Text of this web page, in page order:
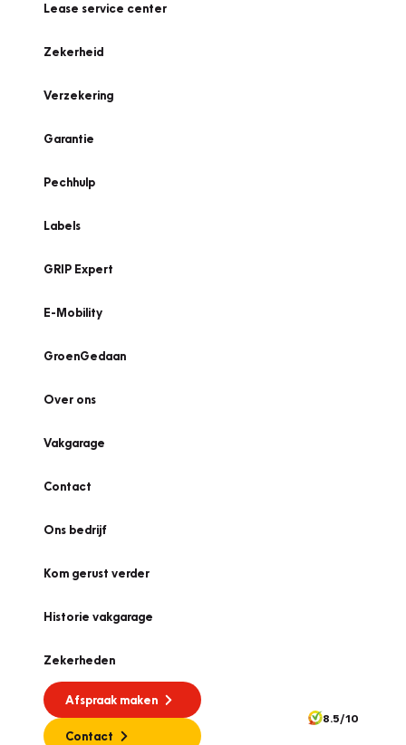
Lease service center
Zekerheid
Verzekering
Garantie
Pechhulp
Labels
GRIP Expert
E-Mobility
GroenGedaan
Over ons
Vakgarage
Contact
Ons bedrijf
Kom gerust verder
Historie vakgarage
Zekerheden
Afspraak maken
Contact
8.5/10